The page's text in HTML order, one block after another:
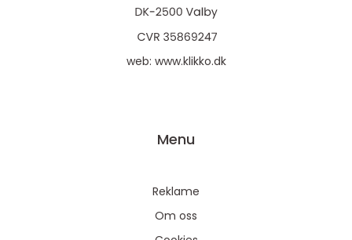
web: www.klikko.dk
Menu
Reklame
Om oss